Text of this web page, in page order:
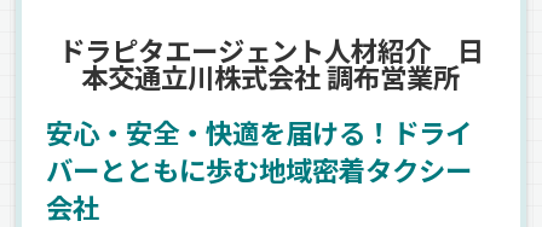
ドラピタエージェント人材紹介 日
本交通立川株式会社 調布営業所
安心・安全・快適を届ける！ドライ
バーとともに歩む地域密着タクシー
会社